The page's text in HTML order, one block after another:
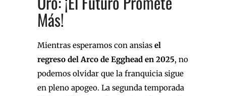
Más!
Mientras esperamos con ansias el
regreso del Arco de Egghead en 2025, no
podemos olvidar que la franquicia sigue
en pleno apogeo. La segunda temporada